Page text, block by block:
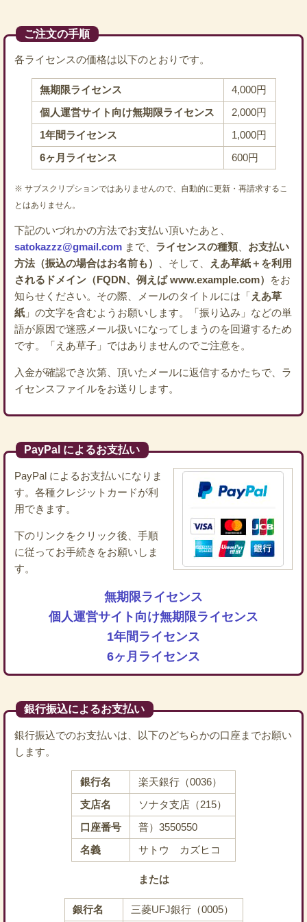
ご注文の手順
各ライセンスの価格は以下のとおりです。
無期限ライセンス 4,000円
個人運営サイト向け無期限ライセンス 2,000円
1年間ライセンス 1,000円
6ヶ月ライセンス 600円
※ サブスクリプションではありませんので、自動的に更新・再請求するこ
とはありません。
下記のいづれかの方法でお支払い頂いたあと、
satokazzz@gmail.comまで、 ライセンスの種類、 お支払い
方法（振込の場合はお名前も）
、そして、
えあ草紙＋を利用
されるドメイン（FQDN、例えば www.example.com）
をお
知らせください。その際、メールのタイトルには「 えあ草
紙」の文字を含むようお願いします。「振り込み」などの単
語が原因で迷惑メール扱いになってしまうのを回避するため
です。「えあ草子」ではありませんのでご注意を。
入金が確認でき次第、頂いたメールに返信するかたちで、ラ
イセンスファイルをお送りします。
PayPal によるお支払い
PayPal によるお支払いになりま
す。各種クレジットカードが利
用できます。
下のリンクをクリック後、手順
に従ってお手続きをお願いしま
す。
無期限ライセンス
個人運営サイト向け無期限ライセンス
1年間ライセンス
6ヶ月ライセンス
銀行振込によるお支払い
銀行振込でのお支払いは、以下のどちらかの口座までお願い
します。
銀行名 楽天銀行（0036）
支店名 ソナタ支店（215）
口座番号 普）3550550
名義 サトウ カズヒコ
または
銀行名 三菱UFJ銀行（0005）